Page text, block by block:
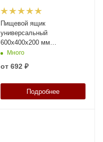
Пищевой ящик
универсальный
600х400х200 мм
прозрачный с
стенками и дном
Много
от 692 ₽
Подробнее